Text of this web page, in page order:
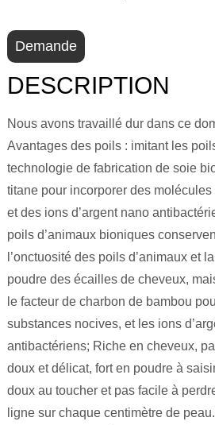
Demande
DESCRIPTION
Nous avons travaillé dur dans ce
Avantages des poils : imitant les
technologie de fabrication de soie
titane pour incorporer des
et des ions d’argent nano
poils d’animaux bioniques
l’onctuosité des poils d’animaux et
poudre des écailles de cheveux,
le facteur de charbon de bambou
substances nocives, et les ions
antibactériens; Riche en cheveux,
doux et délicat, fort en poudre à
doux au toucher et pas facile à
ligne sur chaque centimètre de